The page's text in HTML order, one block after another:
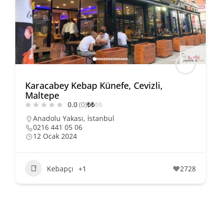
Karacabey Kebap Künefe, Cevizli,
Maltepe
0.0(0)₺₺₺₺
Anadolu Yakası, İstanbul
0216 441 05 06
12 Ocak 2024
Kebapçı +1 2728